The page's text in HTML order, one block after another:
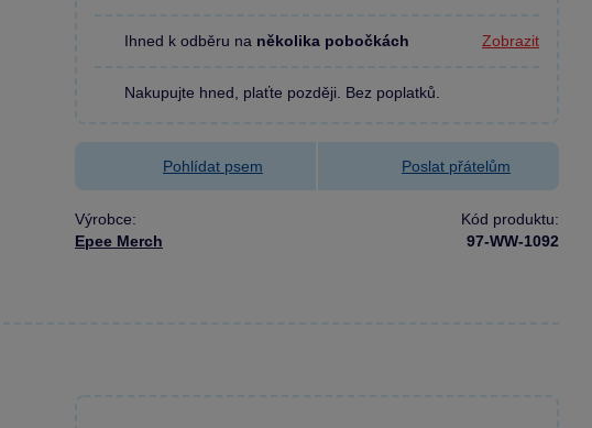
Ihned k odběru na několika pobočkách Zobrazit
Nakupujte hned, plaťte později. Bez poplatků.
Pohlídat psem Poslat přátelům
Výrobce:
Epee Merch
Kód produktu:
97-WW-1092